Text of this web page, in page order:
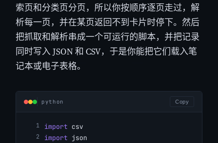
索页和分类页分页，所以你按顺序逐页走过，解
析每一页，并在某页返回不到卡片时停下。然后
把抓取和解析串成一个可运行的脚本，并把记录
同时写入 JSON 和 CSV，于是你能把它们载入笔
记本或电子表格。
python Copy
import csv
import json